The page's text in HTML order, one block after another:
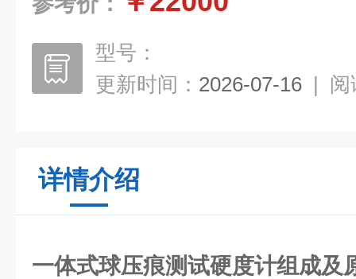
型号：
更新时间： 2026-07-16 | 阅
详情介绍
一体式球压痕测试硬度计组成及